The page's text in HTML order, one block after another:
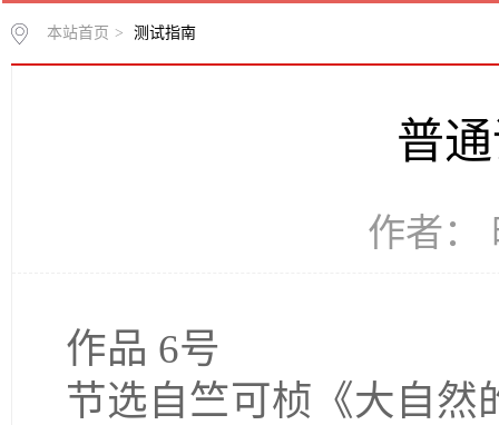
本站首页 > 测试指南
普
作者：
作品 6号
节选自竺可桢《大自然